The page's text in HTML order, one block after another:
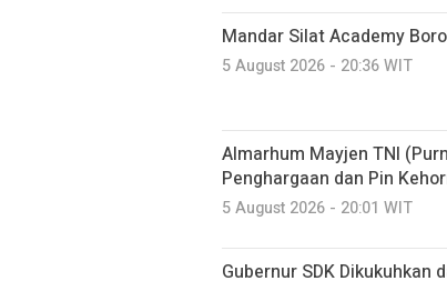
Mandar Silat Academy
5 August 2026 - 20:36 WIT
Almarhum Mayjen TNI
Penghargaan dan Pin
5 August 2026 - 20:01 WIT
Gubernur SDK Dikukuhkan